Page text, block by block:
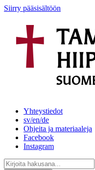
Siirry pääsisältöön
Yhteystiedot
sv/en/de
Ohjeita ja materiaaleja
Facebook
Instagram